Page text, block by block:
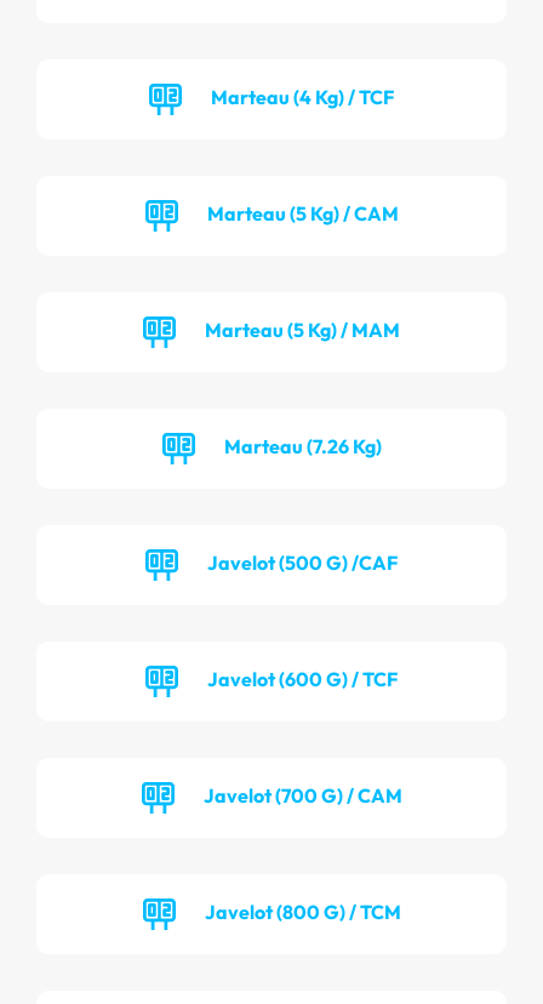
Marteau (4 Kg) / TCF
Marteau (5 Kg) / CAM
Marteau (5 Kg) / MAM
Marteau (7.26 Kg)
Javelot (500 G) /CAF
Javelot (600 G) / TCF
Javelot (700 G) / CAM
Javelot (800 G) / TCM